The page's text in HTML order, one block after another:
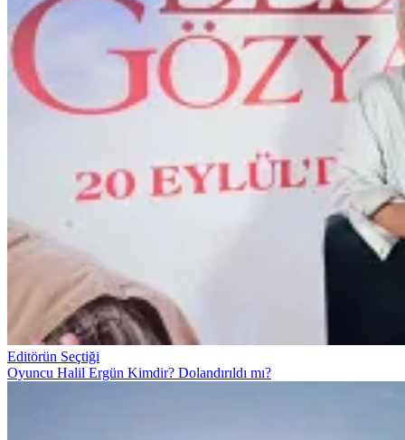
Editörün Seçtiği
Oyuncu Halil Ergün Kimdir? Dolandırıldı mı?